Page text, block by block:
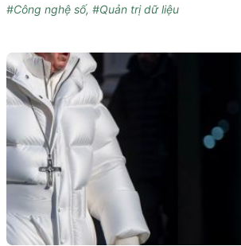
nghệ: chính sách bảo vệ dữ liệu cá
như thế nào, và ngược lại trí tuệ
thách thức gì về chính sách bảo vệ
#Công nghệ số, #Quản trị dữ liệu